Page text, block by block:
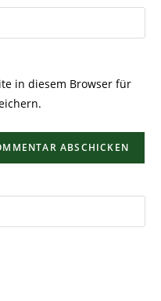
in diesem Browser für